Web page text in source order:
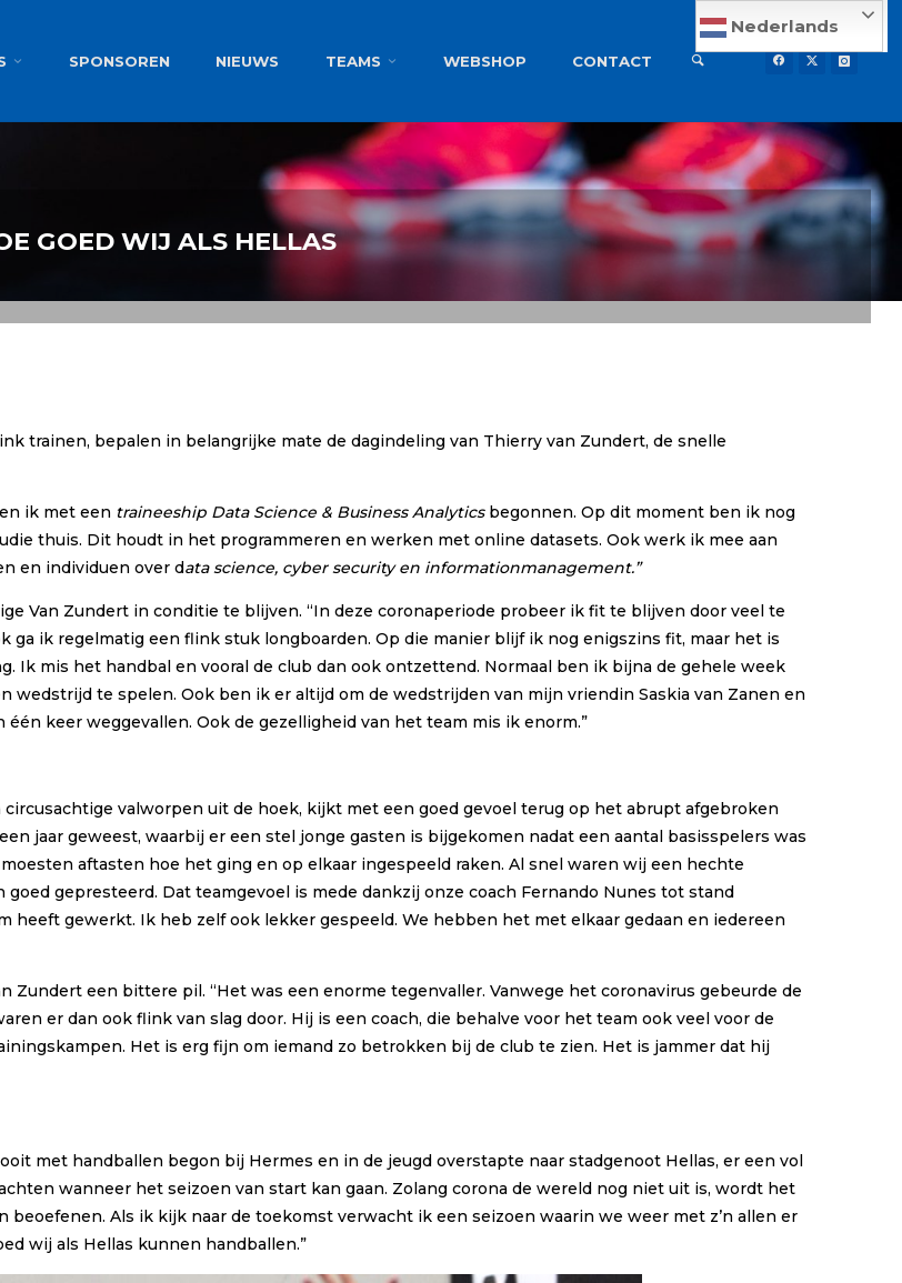
SPONSOREN NIEUWS TEAMS WEBSHOP CONTACT
Nederlands
GOED WIJ ALS HELLAS
trainen, bepalen in belangrijke mate de dagindeling van Thierry van Zundert, de snelle
ik met een traineeship Data Science & Business Analyticsbegonnen. Op dit moment ben ik nog
thuis. Dit houdt in het programmeren en werken met online datasets. Ook werk ik mee aan
en individuen over data science, cyber security en informationmanagement.”
Van Zundert in conditie te blijven. “In deze coronaperiode probeer ik fit te blijven door veel te
ga ik regelmatig een flink stuk longboarden. Op die manier blijf ik nog enigszins fit, maar het is
Ik mis het handbal en vooral de club dan ook ontzettend. Normaal ben ik bijna de gehele week
wedstrijd te spelen. Ook ben ik er altijd om de wedstrijden van mijn vriendin Saskia van Zanen en
keer weggevallen. Ook de gezelligheid van het team mis ik enorm.”
valworpen uit de hoek, kijkt met een goed gevoel terug op het abrupt afgebroken
jaar geweest, waarbij er een stel jonge gasten is bijgekomen nadat een aantal basisspelers was
aftasten hoe het ging en op elkaar ingespeeld raken. Al snel waren wij een hechte
gepresteerd. Dat teamgevoel is mede dankzij onze coach Fernando Nunes tot stand
heeft gewerkt. Ik heb zelf ook lekker gespeeld. We hebben het met elkaar gedaan en iedereen
Zundert een bittere pil. “Het was een enorme tegenvaller. Vanwege het coronavirus gebeurde de
er dan ook flink van slag door. Hij is een coach, die behalve voor het team ook veel voor de
Het is erg fijn om iemand zo betrokken bij de club te zien. Het is jammer dat hij
met handballen begon bij Hermes en in de jeugd overstapte naar stadgenoot Hellas, er een vol
wanneer het seizoen van start kan gaan. Zolang corona de wereld nog niet uit is, wordt het
Als ik kijk naar de toekomst verwacht ik een seizoen waarin we weer met z’n allen er
wij als Hellas kunnen handballen.”